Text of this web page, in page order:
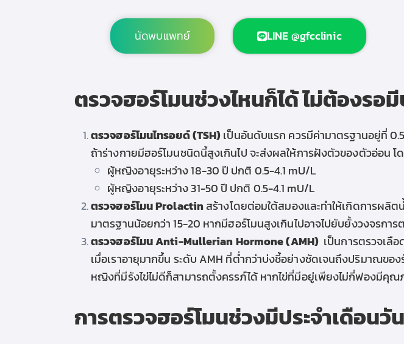
นัดพบแพทย์ LINE @gfcclinic
ตรวจฮอร์โมนช่วงไหนก็ได้ ไม่ต้องรอ
ตรวจฮอร์โมนไทรอยด์ (TSH)เป็นอันดับแรก ควรมีค่ามาตรฐานอยู่ที่
ถ้าร่างกายมีฮอร์โมนชนิดนี้สูงเกินไป จะส่งผลให้การฝังตัวของตัวอ่อน
ผู้หญิงอายุระหว่าง 18-30 ปี ปกติ 0.5-4.1 mU/L
ผู้หญิงอายุระหว่าง 31-50 ปี ปกติ 0.5-4.1 mU/L
ตรวจฮอร์โมน Prolactinสร้างโดยต่อมใต้สมองและทำให้เกิดการผลิต
มาตรฐานน้อยกว่า 15-20 หากมีฮอร์โมนสูงเกินไปอาจไปยับยั้งวงจรการต
ตรวจฮอร์โมน Anti-Mullerian Hormone (AMH) เป็นการตรวจเลื
เมื่อเราอายุมากขึ้น ระดับ AMH ที่ต่ำกว่าบ่งชี้อย่างชัดเจนถึงปริมาณ
หญิงที่มีรังไข่ไม่ดีก็สามารถตั้งครรภ์ได้ หากไข่ที่มีอยู่เพียงไม่กี่ฟองมีคุ
การตรวจฮอร์โมนช่วงมีประจำเดือนวั